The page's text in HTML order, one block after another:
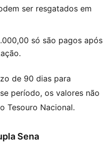
ser resgatados em
só são pagos após
de 90 dias para
período, os valores não
Tesouro Nacional.
Sena